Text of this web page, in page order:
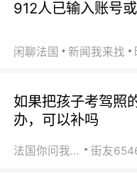
912人已输入账号
闲聊法国 新闻我来找
如果把孩子考驾照
办，可以补吗
法国你问我答